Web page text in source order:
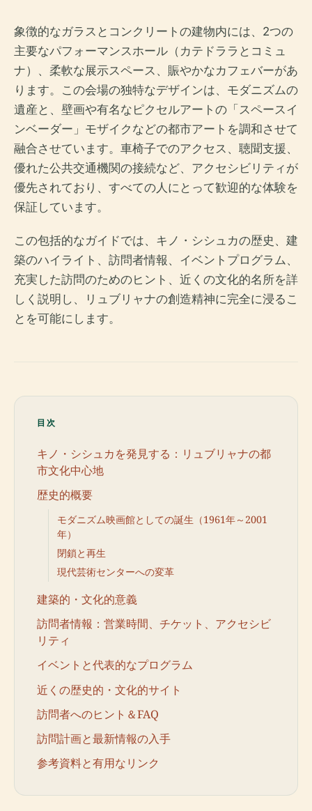
象徴的なガラスとコンクリートの建物内には、2つの
主要なパフォーマンスホール（カテドララとコミュ
ナ）、柔軟な展示スペース、賑やかなカフェバーがあ
ります。この会場の独特なデザインは、モダニズムの
遺産と、壁画や有名なピクセルアートの「スペースイ
ンベーダー」モザイクなどの都市アートを調和させて
融合させています。車椅子でのアクセス、聴聞支援、
優れた公共交通機関の接続など、アクセシビリティが
優先されており、すべての人にとって歓迎的な体験を
保証しています。
この包括的なガイドでは、キノ・シシュカの歴史、建
築のハイライト、訪問者情報、イベントプログラム、
充実した訪問のためのヒント、近くの文化的名所を詳
しく説明し、リュブリャナの創造精神に完全に浸るこ
とを可能にします。
目次
キノ・シシュカを発見する：リュブリャナの都
市文化中心地
歴史的概要
モダニズム映画館としての誕生（1961年～2001
年）
閉鎖と再生
現代芸術センターへの変革
建築的・文化的意義
訪問者情報：営業時間、チケット、アクセシビ
リティ
イベントと代表的なプログラム
近くの歴史的・文化的サイト
訪問者へのヒント＆FAQ
訪問計画と最新情報の入手
参考資料と有用なリンク